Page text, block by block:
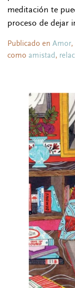
meditación te
proceso de dejar
Publicado en Amor,
como amistad ,